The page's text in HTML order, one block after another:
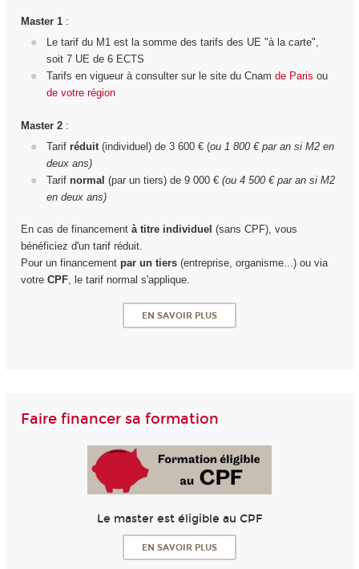
Master 1:
Le tarif du M1 est la somme des tarifs des UE "à la carte",
soit 7 UE de 6 ECTS
Tarifs en vigueur à consulter sur le site du Cnam de Paris ou
de votre région
Master 2:
Tarif réduit (individuel) de 3 600 € (ou 1 800 € par an si M2 en
deux ans)
Tarif normal (par un tiers) de 9 000 € (ou 4 500 € par an si M2
en deux ans)
En cas de financement à titre individuel (sans CPF), vous
bénéficiez d'un tarif réduit.
Pour un financement par un tiers(entreprise, organisme...) ou via
votre CPF, le tarif normal s'applique.
EN SAVOIR PLUS
Faire financer sa formation
Le master est éligible au CPF
EN SAVOIR PLUS